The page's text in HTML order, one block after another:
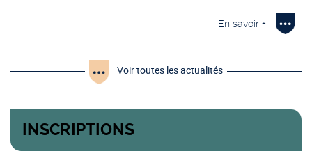
En savoir +
Voir toutes les actualités
INSCRIPTIONS